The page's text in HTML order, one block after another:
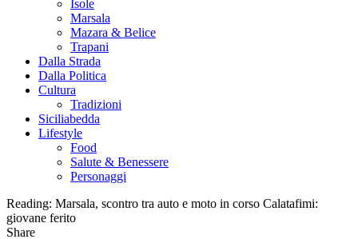
Isole
Marsala
Mazara & Belice
Trapani
Dalla Strada
Dalla Politica
Cultura
Tradizioni
Siciliabedda
Lifestyle
Food
Salute & Benessere
Personaggi
Reading: Marsala, scontro tra auto e moto in corso Calatafimi:
giovane ferito
Share